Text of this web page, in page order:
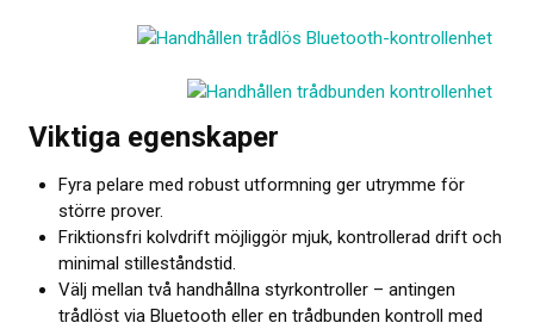
Viktiga egenskaper
Fyra pelare med robust utformning ger utrymme för
större prover.
Friktionsfri kolvdrift möjliggör mjuk, kontrollerad drift och
minimal stilleståndstid.
Välj mellan två handhållna styrkontroller – antingen
trådlöst via Bluetooth eller en trådbunden kontroll med